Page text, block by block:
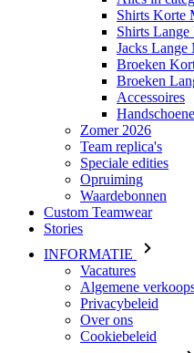
Shirts Korte
Shirts
Jacks Lange
Broeken
Broeken
Accessoires
Zomer 2026
Team replica's
Speciale edities
Opruiming
Waardebonnen
Custom Teamwear
Stories
INFORMATIE
Vacatures
Algemene
Privacybeleid
Over ons
Cookiebeleid